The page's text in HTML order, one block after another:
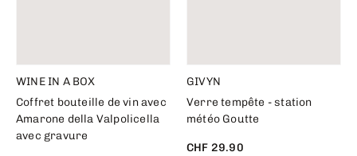
WINE IN A BOX
Coffret bouteille de vin avec
Amarone della Valpolicella
avec gravure
GIVYN
Verre tempête - station
météo Goutte
CHF 29.90